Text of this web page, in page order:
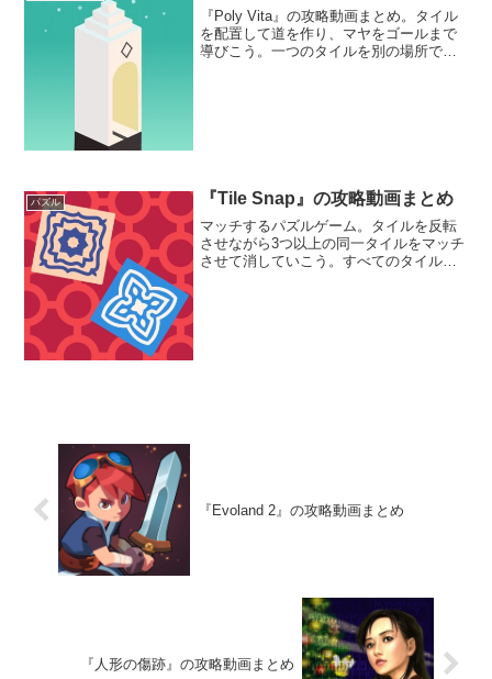
『Poly Vita』の攻略動画まとめ。タイル
を配置して道を作り、マヤをゴールまで
導びこう。一つのタイルを別の場所で使
パズル 『Tile Snap』の攻略動画まとめ
マッチするパズルゲーム。タイルを反転
させながら3つ以上の同一タイルをマッチ
させて消していこう。すべてのタイルを
『Evoland 2』の攻略動画まとめ
『人形の傷跡』の攻略動画まとめ